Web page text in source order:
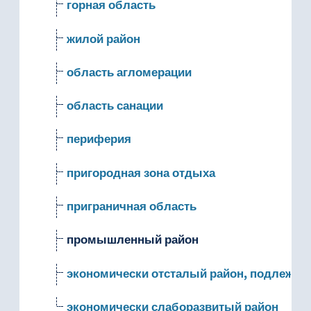
горная область
жилой район
область агломерации
область санации
периферия
пригородная зона отдыха
приграничная область
промышленный район
экономически отсталый район,
экономически слаборазвитый район